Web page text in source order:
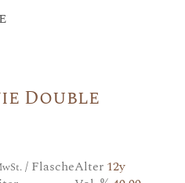
Double
/ FlascheAlter 12y